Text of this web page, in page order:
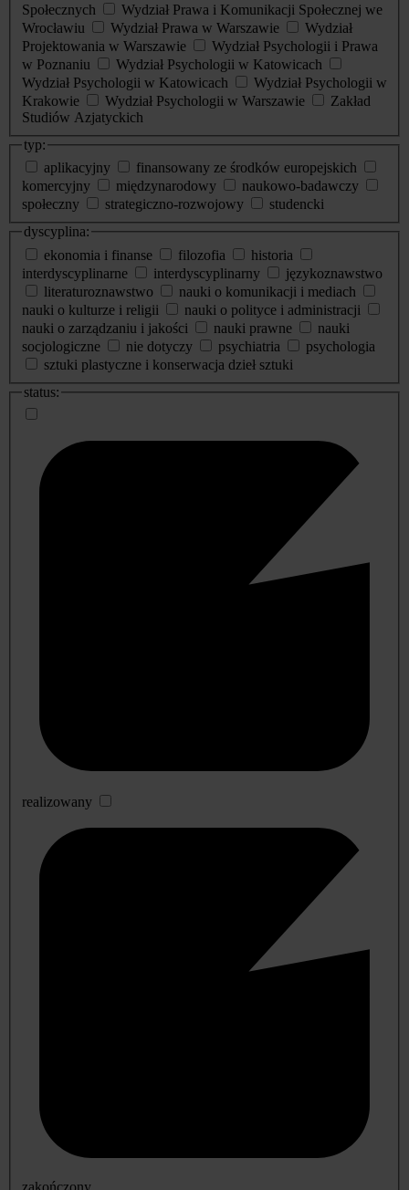
Społecznych
Wydział Prawa i Komunikacji Społecznej we
Wrocławiu
Wydział Prawa w Warszawie
Wydział
Projektowania w Warszawie
Wydział Psychologii i Prawa
w Poznaniu
Wydział Psychologii w Katowicach
Wydział Psychologii w Katowicach
Wydział Psychologii w
Krakowie
Wydział Psychologii w Warszawie
Zakład
Studiów Azjatyckich
typ:
aplikacyjny
finansowany ze środków europejskich
komercyjny
międzynarodowy
naukowo-badawczy
społeczny
strategiczno-rozwojowy
studencki
dyscyplina:
ekonomia i finanse
filozofia
historia
interdyscyplinarne
interdyscyplinarny
językoznawstwo
literaturoznawstwo
nauki o komunikacji i mediach
nauki o kulturze i religii
nauki o polityce i administracji
nauki o zarządzaniu i jakości
nauki prawne
nauki
socjologiczne
nie dotyczy psychiatria
psychologia
sztuki plastyczne i konserwacja dzieł sztuki
status:
realizowany